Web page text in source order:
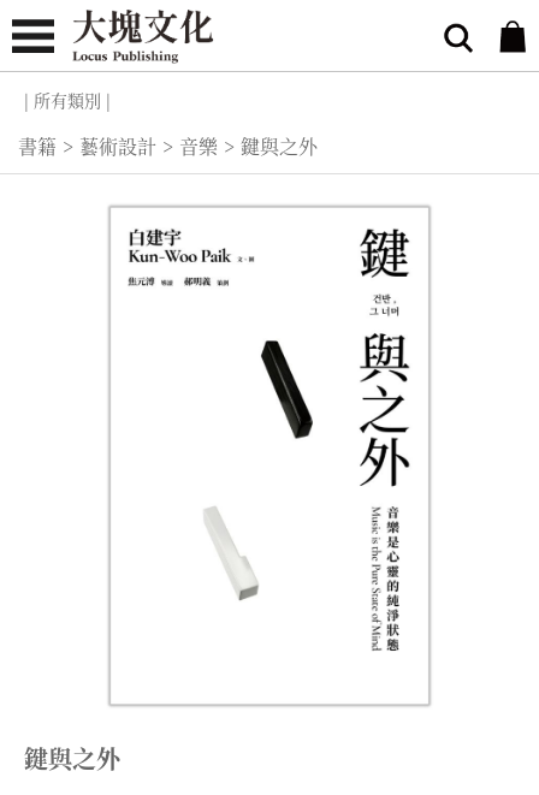
| 所有類別 |
書籍 > 藝術設計 > 音樂 > 鍵與之外
鍵與之外